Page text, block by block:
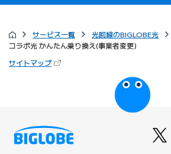
サービス一覧
光回線のBIGLOBE光
コラボ光 かんたん乗り換え(事業者変更)
サイトマップ（新しいタブで開きます）
びっぷるのページ